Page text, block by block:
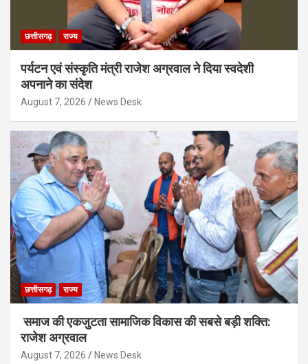
छत्तीसगढ़ राज्य
पर्यटन एवं संस्कृति मंत्री राजेश अग्रवाल ने दिया स्वदेशी
अपनाने का संदेश
August 7, 2026 News Desk
छत्तीसगढ़ राज्य
समाज की एकजुटता सामाजिक विकास की सबसे बड़ी शक्ति:
राजेश अग्रवाल
August 7, 2026 News Desk